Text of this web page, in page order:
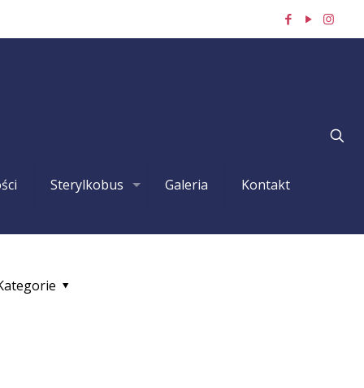
Sterylkobus Galeria Kontakt